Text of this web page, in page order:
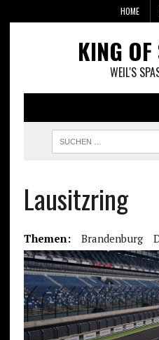
HOME
KING OF
WEIL'S
Lausitzring
Themen: Brandenburg